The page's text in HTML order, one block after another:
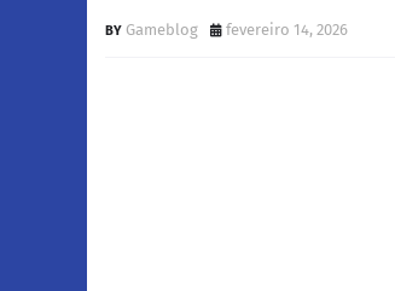
Gameblog fevereiro 14, 2026